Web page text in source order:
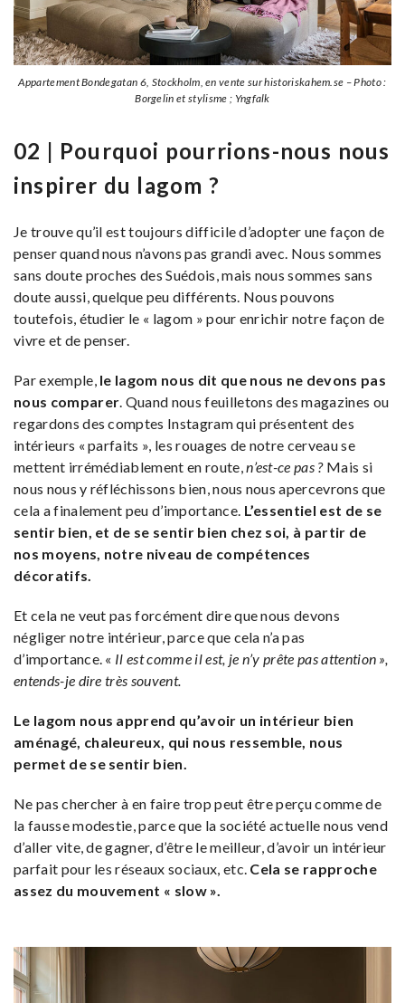
Appartement Bondegatan 6, Stockholm, en vente sur historiskahem.se – Photo :
Borgelin et stylisme ; Yngfalk
02 | Pourquoi pourrions-nous nous
inspirer du lagom ?
Je trouve qu’il est toujours difficile d’adopter une façon de
penser quand nous n’avons pas grandi avec. Nous sommes
sans doute proches des Suédois, mais nous sommes sans
doute aussi, quelque peu différents. Nous pouvons
toutefois, étudier le « lagom » pour enrichir notre façon de
vivre et de penser.
Par exemple, le lagom nous dit que nous ne devons pas
nous comparer . Quand nous feuilletons des magazines ou
regardons des comptes Instagram qui présentent des
intérieurs « parfaits », les rouages de notre cerveau se
mettent irrémédiablement en route,n’est-ce pas ?Mais si
nous nous y réfléchissons bien, nous nous apercevrons que
cela a finalement peu d’importance. L’essentiel est de se
sentir bien, et de se sentir bien chez soi, à partir de
nos moyens, notre niveau de compétences
décoratifs.
Et cela ne veut pas forcément dire que nous devons
négliger notre intérieur, parce que cela n’a pas
d’importance. « Il est comme il est, je n’y prête pas attention »,
entends-je dire très souvent.
Le lagom nous apprend qu’avoir un intérieur bien
aménagé, chaleureux, qui nous ressemble, nous
permet de se sentir bien.
Ne pas chercher à en faire trop peut être perçu comme de
la fausse modestie, parce que la société actuelle nous vend
d’aller vite, de gagner, d’être le meilleur, d’avoir un intérieur
parfait pour les réseaux sociaux, etc. Cela se rapproche
assez du mouvement « slow ».